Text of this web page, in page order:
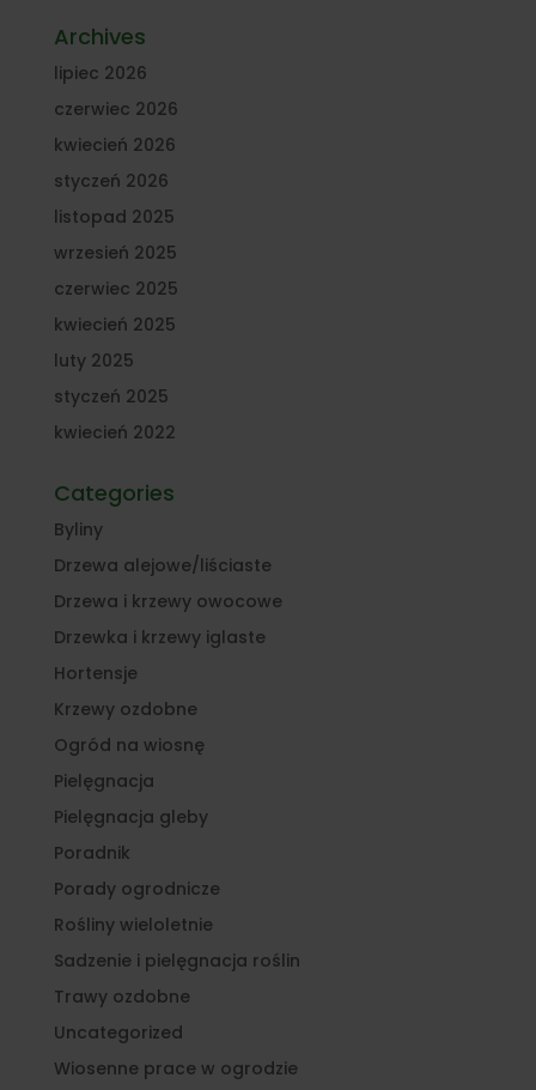
Archives
lipiec 2026
czerwiec 2026
kwiecień 2026
styczeń 2026
listopad 2025
wrzesień 2025
czerwiec 2025
kwiecień 2025
luty 2025
styczeń 2025
kwiecień 2022
Categories
Byliny
Drzewa alejowe/liściaste
Drzewa i krzewy owocowe
Drzewka i krzewy iglaste
Hortensje
Krzewy ozdobne
Ogród na wiosnę
Pielęgnacja
Pielęgnacja gleby
Poradnik
Porady ogrodnicze
Rośliny wieloletnie
Sadzenie i pielęgnacja roślin
Trawy ozdobne
Uncategorized
Wiosenne prace w ogrodzie